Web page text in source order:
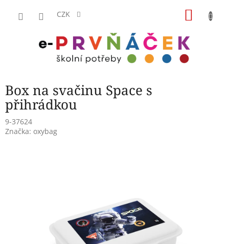
CZK
Box na svačinu Space s
přihrádkou
9-37624
Značka: oxybag